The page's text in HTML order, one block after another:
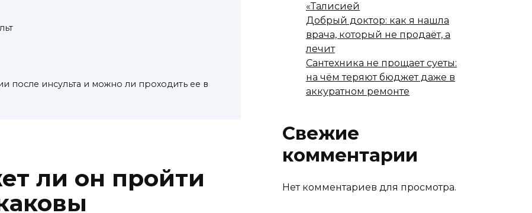
после инсульта и можно ли проходить ее в
ли он пройти
«Талисией
Добрый доктор: как я нашла
врача, который не продаёт, а
лечит
Сантехника не прощает суеты:
на чём теряют бюджет даже в
аккуратном ремонте
Свежие
комментарии
Нет комментариев для просмотра.